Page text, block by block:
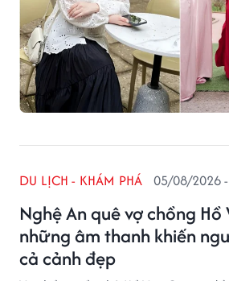
Nghệ An quê vợ chồng Hồ
những âm thanh khiến
cả cảnh đẹp
DU LỊCH - KHÁM PHÁ 05/08/2026